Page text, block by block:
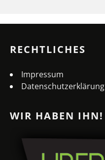
RECHTLICHES
Impressum
Datenschutzerklärung
WIR HABEN IHN!